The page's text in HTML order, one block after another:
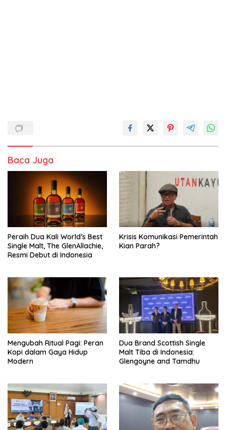
Baca Juga
Peraih Dua Kali World’s Best
Single Malt, The GlenAllachie,
Resmi Debut di Indonesia
Krisis Komunikasi Pemerintah
Kian Parah?
Mengubah Ritual Pagi: Peran
Kopi dalam Gaya Hidup
Modern
Dua Brand Scottish Single
Malt Tiba di Indonesia:
Glengoyne and Tamdhu